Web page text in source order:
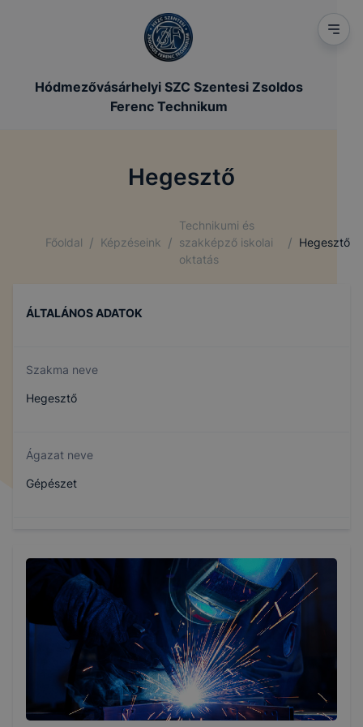
Hódmezővásárhelyi SZC Szentesi Zsoldos
Ferenc Technikum
Hegesztő
Főoldal / Képzéseink /
Technikumi és
szakképző iskolai
oktatás
/ Hegesztő
ÁLTALÁNOS ADATOK
Szakma neve
Hegesztő
Ágazat neve
Gépészet
407151008
Képzés időtartama
Választható szakmairányok: